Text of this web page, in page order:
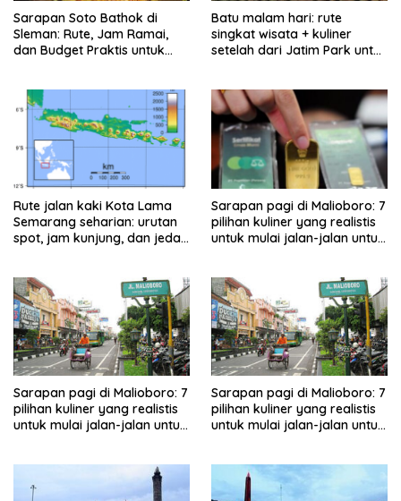
Sarapan Soto Bathok di
Sleman: Rute, Jam Ramai,
dan Budget Praktis untuk
Batu malam hari: rute
singkat wisata + kuliner
setelah dari Jatim Park untuk
Rute jalan kaki Kota Lama
Semarang seharian: urutan
spot, jam kunjung, dan jeda
Sarapan pagi di Malioboro: 7
pilihan kuliner yang realistis
untuk mulai jalan-jalan untuk
Sarapan pagi di Malioboro: 7
pilihan kuliner yang realistis
untuk mulai jalan-jalan untuk
Sarapan pagi di Malioboro: 7
pilihan kuliner yang realistis
untuk mulai jalan-jalan untuk